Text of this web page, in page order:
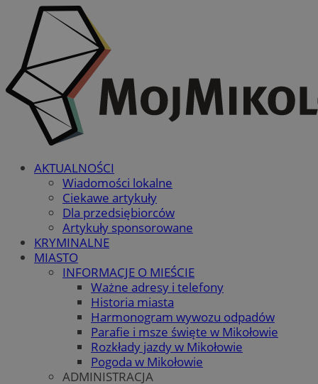
AKTUALNOŚCI
Wiadomości lokalne
Ciekawe artykuły
Dla przedsiębiorców
Artykuły sponsorowane
KRYMINALNE
MIASTO
INFORMACJE O MIEŚCIE
Ważne adresy i telefony
Historia miasta
Harmonogram wywozu odpadów
Parafie i msze święte w Mikołowie
Rozkłady jazdy w Mikołowie
Pogoda w Mikołowie
ADMINISTRACJA